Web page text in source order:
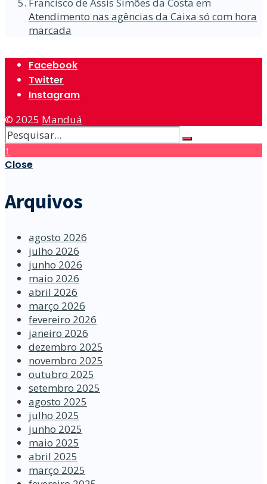
Atendimento nas agências da Caixa só com hora
marcada
Facebook
Twitter
Instagram
© 2025 Manduá
↑
Close
Arquivos
agosto 2026
julho 2026
junho 2026
maio 2026
abril 2026
março 2026
fevereiro 2026
janeiro 2026
dezembro 2025
novembro 2025
outubro 2025
setembro 2025
agosto 2025
julho 2025
junho 2025
maio 2025
abril 2025
março 2025